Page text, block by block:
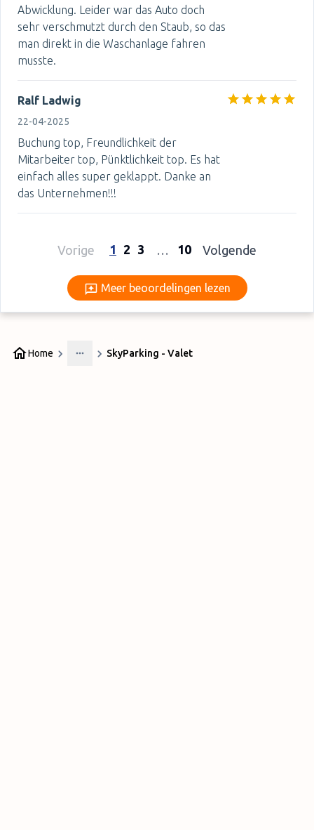
Abwicklung. Leider war das Auto doch
sehr verschmutzt durch den Staub, so das
man direkt in die Waschanlage fahren
musste.
Ralf Ladwig
22-04-2025
Buchung top, Freundlichkeit der
Mitarbeiter top, Pünktlichkeit top. Es hat
einfach alles super geklappt. Danke an
das Unternehmen!!!
Vorige 1 2 3 … 10 Volgende
Meer beoordelingen lezen
Meer beoordelingen lezen
Home
More
SkyParking - Valet